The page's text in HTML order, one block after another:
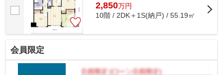
2,850万円
10階 / 2DK＋1S(納戸) / 55.19㎡
会員限定